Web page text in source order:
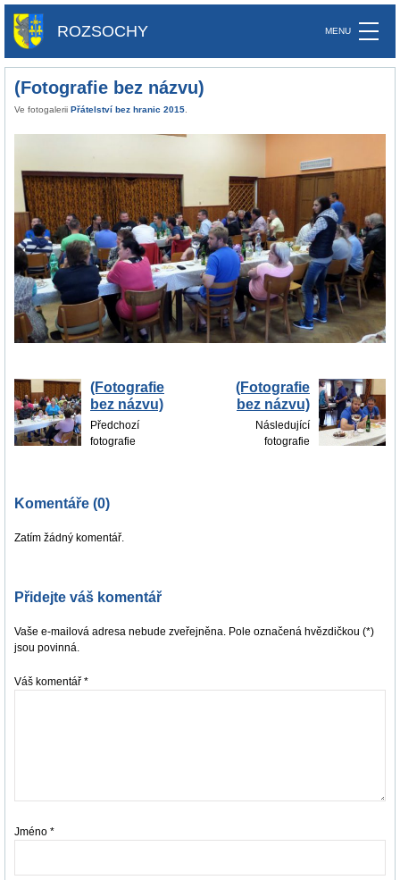
ROZSOCHY
(Fotografie bez názvu)
Ve fotogalerii Přátelství bez hranic 2015
(Fotografie
bez názvu)
Předchozí
fotografie
(Fotografie
bez názvu)
Následující
fotografie
Komentáře (0)
Zatím žádný komentář.
Přidejte váš komentář
Vaše e-mailová adresa nebude zveřejněna. Pole označená hvězdičkou (*)
jsou povinná.
Váš komentář *
Jméno *